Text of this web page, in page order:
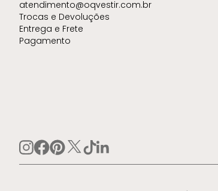
atendimento@oqvestir.com.br
Trocas e Devoluções
Entrega e Frete
Pagamento